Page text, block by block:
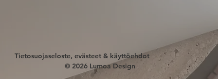
© 2026 Lumoa Design
Tietosuojaseloste, evästeet & käyttöehdot